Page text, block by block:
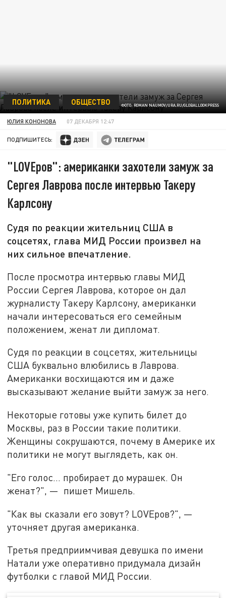
ФОТО: ROMAN NAUMOV/URA.RU/GLOBALLOOKPRESS
ПОЛИТИКА ОБЩЕСТВО
ЮЛИЯ КОНОНОВА 07 ДЕКАБРЯ 12:47
ПОДПИШИТЕСЬ:
"LOVEров": американки захотели замуж за
Сергея Лаврова после интервью Такеру
Карлсону
Судя по реакции жительниц США в
соцсетях, глава МИД России произвел на
них сильное впечатление.
После просмотра интервью главы МИД
России Сергея Лаврова, которое он дал
журналисту Такеру Карлсону, американки
начали интересоваться его семейным
положением, женат ли дипломат.
Судя по реакции в соцсетях, жительницы
США буквально влюбились в Лаврова.
Американки восхищаются им и даже
высказывают желание выйти замуж за него.
Некоторые готовы уже купить билет до
Москвы, раз в России такие политики.
Женщины сокрушаются, почему в Америке их
политики не могут выглядеть, как он.
"Его голос... пробирает до мурашек. Он
женат?", — пишет Мишель.
"Как вы сказали его зовут? LOVEров?", —
уточняет другая американка.
Третья предприимчивая девушка по имени
Натали уже оперативно придумала дизайн
футболки с главой МИД России.